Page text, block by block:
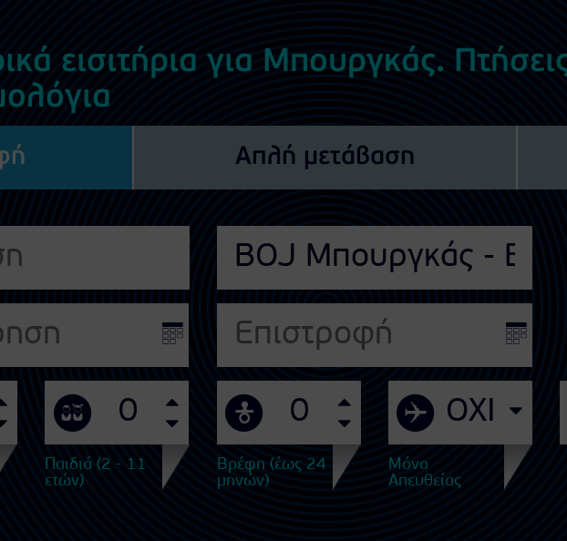
εισιτήρια για Μπουργκάς.
Απλή μετάβαση
Παιδιά (2 - 11
ετών)
Βρέφη (έως 24
μηνών)
Μόνο
Απευθείας